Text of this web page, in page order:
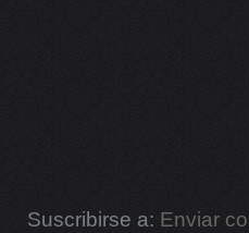
Suscribirse a: Enviar